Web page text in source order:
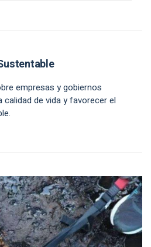
empresas y gobiernos
de vida y favorecer el